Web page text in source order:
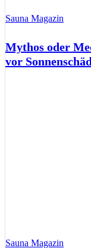
Sauna Magazin
Mythos oder
vor
Sauna Magazin